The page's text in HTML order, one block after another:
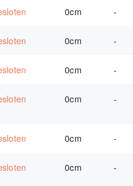
0cm -
0cm -
0cm -
0cm -
0cm -
0cm -